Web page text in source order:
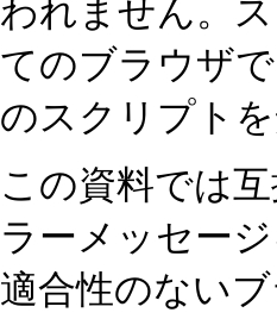
われません。
てのブラウザ
のスクリプト
この資料では
ラーメッセー
適合性のない